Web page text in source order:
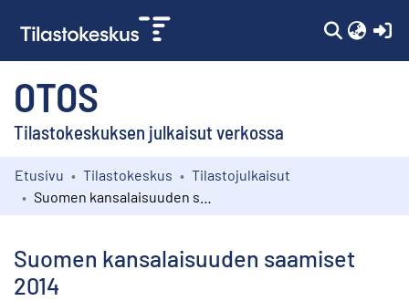
OTOS
Tilastokeskuksen julkaisut verkossa
Kokoelmat
Etusivu Tilastokeskus
Tilastojulkaisut
Suomen kansalaisuuden saamiset
2014